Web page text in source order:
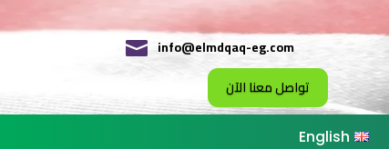
 info@elmdqaq-eg.com
تواصل معنا الآن
English